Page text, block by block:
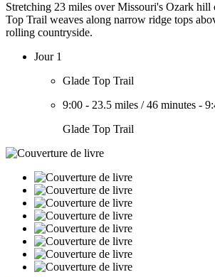
Stretching 23 miles over Missouri's Ozark hill
Top Trail weaves along narrow ridge tops
rolling countryside.
Jour 1
Glade Top Trail
9:00 - 23.5 miles /46 minutes -
Glade Top Trail